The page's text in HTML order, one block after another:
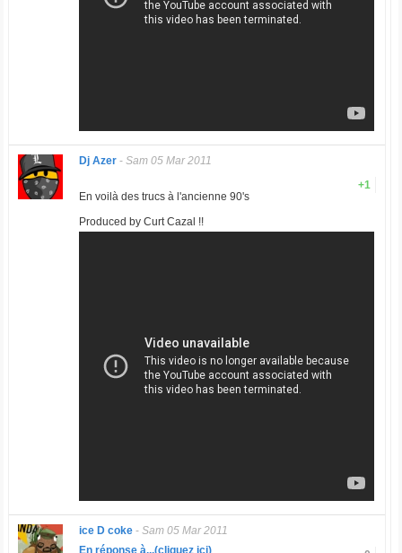
Dj Azer- Sam 05 Mar 2011
+1
En voilà des trucs à l'ancienne 90's
Produced by Curt Cazal !!
ice D coke- Sam 05 Mar 2011
En réponse à...(cliquez ici)